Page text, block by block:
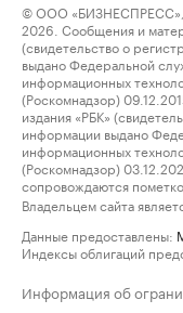
© ООО
2026. Сообщения и
(свидетельство о
выдано Федеральной
информационных
(Роскомнадзор)
издания «РБК»
информации выдано
информационных
(Роскомнадзор)
сопровождаются
Владельцем сайта
Данные предоставлены:
Индексы облигаций
Информация об